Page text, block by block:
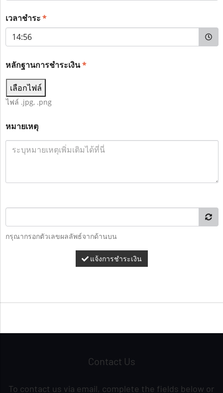
เวลาชำระ *
หลักฐานการชำระเงิน*
เลือกไฟล์
ไฟล์ .jpg, .png
หมายเหตุ
กรุณากรอกตัวเลขผลลัพธ์จากด้านบน
แจ้งการชำระเงิน
Contact Us
To contact us via email, complete the fields below or